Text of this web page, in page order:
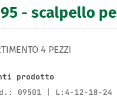
- scalpello
4 PEZZI
prodotto
09501 | L:4-12-18-